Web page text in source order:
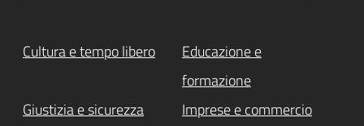
Cultura e tempo libero
Educazione e
formazione
Giustizia e sicurezza
Imprese e commercio